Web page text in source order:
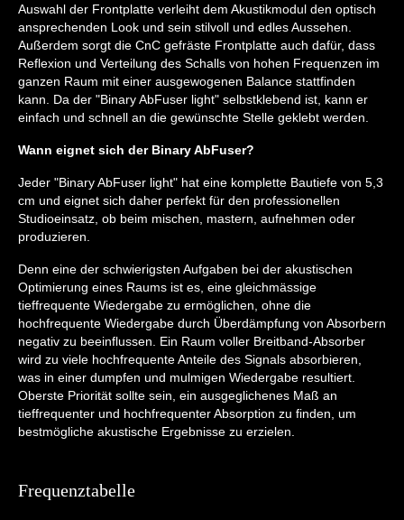
Auswahl der Frontplatte verleiht dem Akustikmodul den optisch
ansprechenden Look und sein stilvoll und edles Aussehen.
Außerdem sorgt die CnC gefräste Frontplatte auch dafür, dass
Reflexion und Verteilung des Schalls von hohen Frequenzen im
ganzen Raum mit einer ausgewogenen Balance stattfinden
kann. Da der "Binary AbFuser light" selbstklebend ist, kann er
einfach und schnell an die gewünschte Stelle geklebt werden.
Wann eignet sich der Binary AbFuser?
Jeder "Binary AbFuser light" hat eine komplette Bautiefe von 5,3
cm und eignet sich daher perfekt für den professionellen
Studioeinsatz, ob beim mischen, mastern, aufnehmen oder
produzieren.
Denn eine der schwierigsten Aufgaben bei der akustischen
Optimierung eines Raums ist es, eine gleichmässige
tieffrequente Wiedergabe zu ermöglichen, ohne die
hochfrequente Wiedergabe durch Überdämpfung von Absorbern
negativ zu beeinflussen. Ein Raum voller Breitband-Absorber
wird zu viele hochfrequente Anteile des Signals absorbieren,
was in einer dumpfen und mulmigen Wiedergabe resultiert.
Oberste Priorität sollte sein, ein ausgeglichenes Maß an
tieffrequenter und hochfrequenter Absorption zu finden, um
bestmögliche akustische Ergebnisse zu erzielen.
Frequenztabelle